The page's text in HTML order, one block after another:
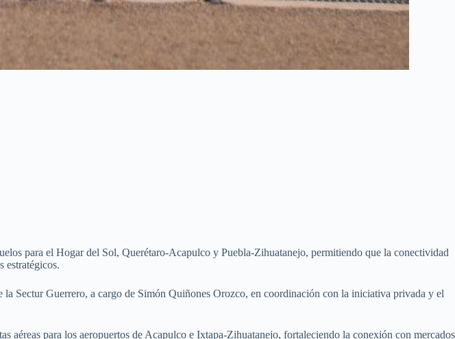
para el Hogar del Sol, Querétaro-Acapulco y Puebla-Zihuatanejo, permitiendo que la conectividad
estratégicos.
Sectur Guerrero, a cargo de Simón Quiñones Orozco, en coordinación con la iniciativa privada y el
para los aeropuertos de Acapulco e Ixtapa-Zihuatanejo, fortaleciendo la conexión con mercados